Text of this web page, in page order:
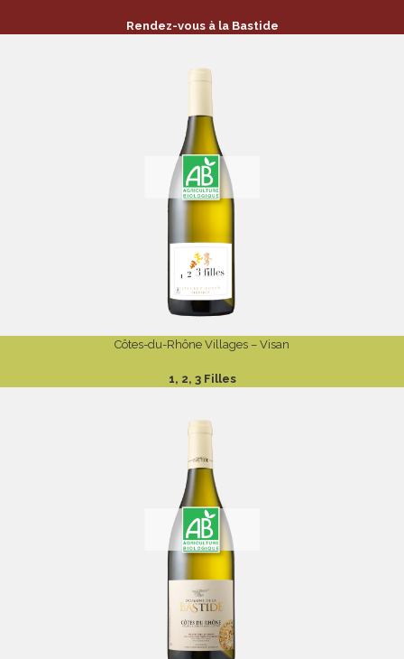
Rendez-vous à la Bastide
Côtes-du-Rhône Villages – Visan
1, 2, 3 Filles